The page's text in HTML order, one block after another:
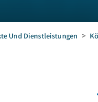
Und Dienstleistungen >